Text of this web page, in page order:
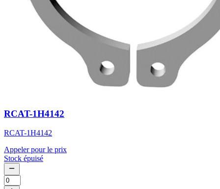
RCAT-1H4142
RCAT-1H4142
Appeler pour le prix
Stock épuisé